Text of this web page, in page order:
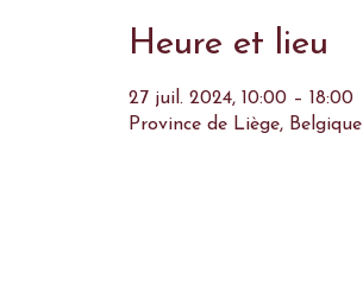
Heure et lieu
27 juil. 2024, 10:00 – 18:00
Province de Liège, Belgique